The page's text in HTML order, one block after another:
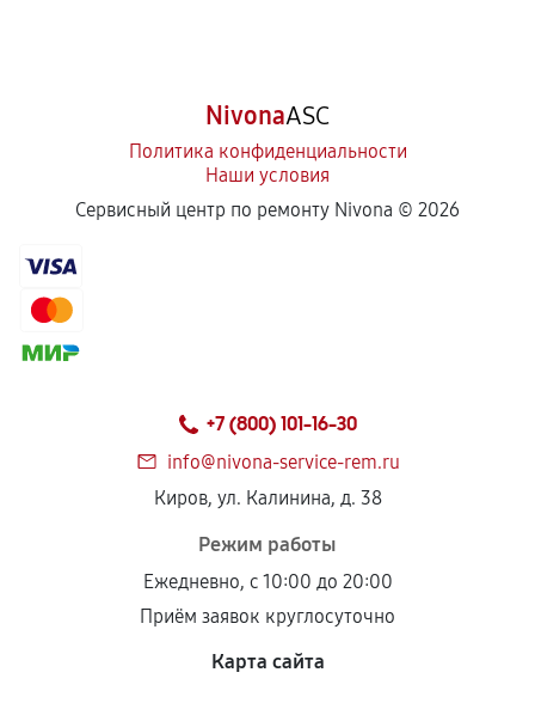
NivonaASC
Политика конфиденциальности
Наши условия
Сервисный центр по ремонту Nivona © 2026
+7 (800) 101-16-30
info@nivona-service-rem.ru
Киров, ул. Калинина, д. 38
Режим работы
Ежедневно, с 10:00 до 20:00
Приём заявок круглосуточно
Карта сайта